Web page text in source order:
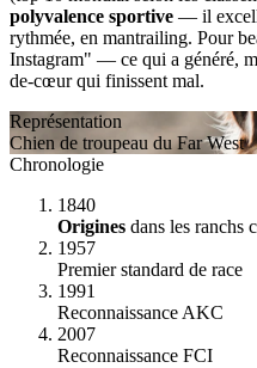
polyvalence sportive — il
rythmée, en mantrailing. Pour
Instagram" — ce qui a généré,
de-cœur qui finissent mal.
Représentation
Chien de troupeau du Far West
Chronologie
1840
Origines dans les ranchs
1957
Premier standard de race
1991
Reconnaissance AKC
2007
Reconnaissance FCI